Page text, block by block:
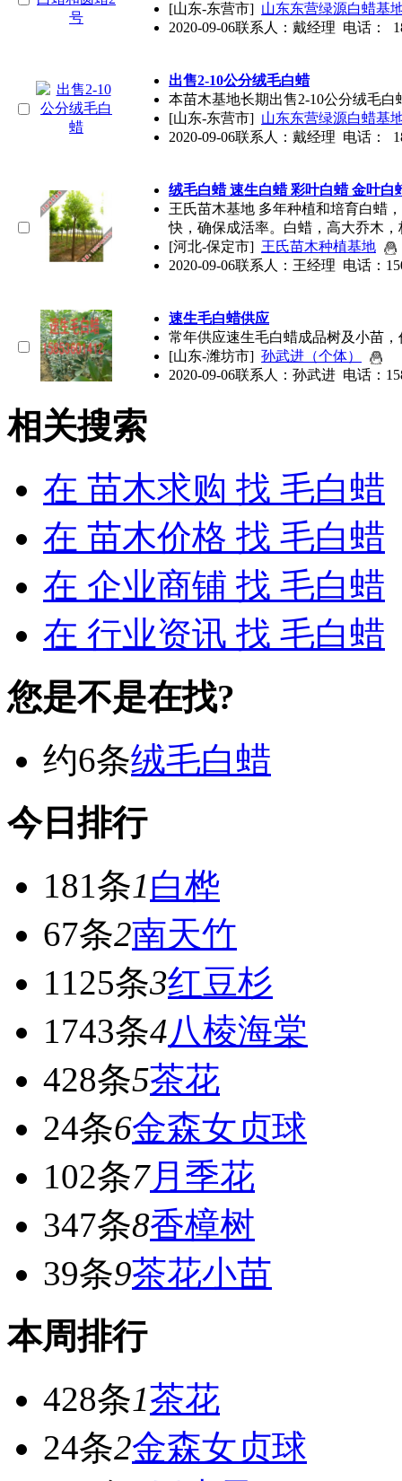
[山东-东营市] 山东东营绿源白蜡基
2020-09-06联系人：戴经理 电话：
出售2-10公分绒毛白蜡
本苗木基地长期出售2-10公分绒毛白
[山东-东营市] 山东东营绿源白蜡基
2020-09-06联系人：戴经理 电话：
绒毛白蜡速生白蜡 彩叶白蜡 金叶白
王氏苗木基地 多年种植和培育白蜡
快，确保成活率。白蜡，高大乔木，
[河北-保定市] 王氏苗木种植基地
2020-09-06联系人：王经理 电话：
速生毛白蜡供应
常年供应速生毛白蜡成品树及小苗
[山东-潍坊市] 孙武进（个体）
2020-09-06联系人：孙武进 电话：
相关搜索
在 苗木求购 找 毛白蜡
在 苗木价格 找 毛白蜡
在 企业商铺 找 毛白蜡
在 行业资讯 找 毛白蜡
您是不是在找?
约6条绒毛白蜡
今日排行
181条1白桦
67条2南天竹
1125条3红豆杉
1743条4八棱海棠
428条5茶花
24条6金森女贞球
102条7月季花
347条8香樟树
39条9茶花小苗
本周排行
428条1茶花
24条2金森女贞球